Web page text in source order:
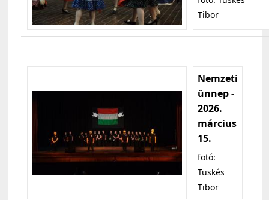
Tibor
Nemzeti
ünnep -
2026.
március
15.
fotó:
Tüskés
Tibor